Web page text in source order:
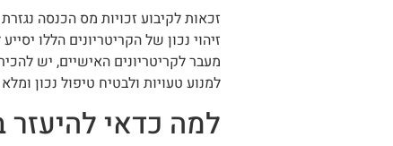
זכאות לקיבוע זכויות מס הכנסה
זיהוי נכון של הקריטריונים הללו
מעבר לקריטריונים האישיים, יש
למנוע טעויות ולבטיח טיפול נכון
למה כדאי להיעזר